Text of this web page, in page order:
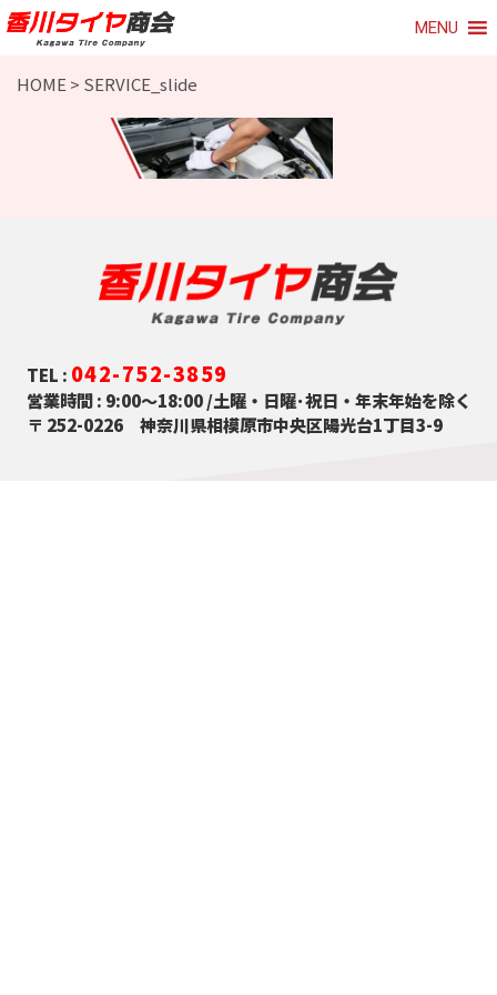
MENU
HOME > SERVICE_slide
TEL : 042-752-3859
営業時間 : 9:00～18:00 /土曜・日曜･祝日・年末年始を除く
〒 252-0226 神奈川県相模原市中央区陽光台1丁目3-9